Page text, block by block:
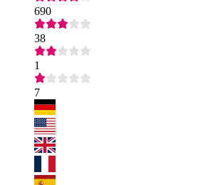
690
38
1
7